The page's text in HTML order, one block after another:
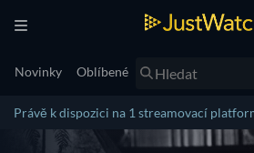
Novinky Oblíbené
Právě k dispozici na 1 streamovací